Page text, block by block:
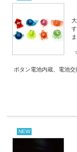
ボタン電池内蔵、電池
NEW